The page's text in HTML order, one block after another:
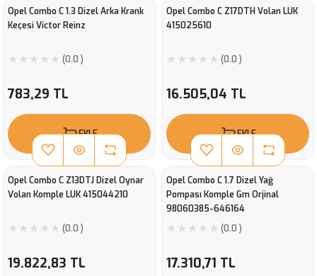
Opel Combo C 1.3 Dizel Arka Krank
Keçesi Victor Reinz
(0.0 )
783,29 TL
EKLE
Opel Combo C Z17DTH Volan LUK
415025610
(0.0 )
16.505,04 TL
EKLE
Opel Combo C Z13DTJ Dizel Oynar
Volan Komple LUK 415044210
(0.0 )
19.822,83 TL
Opel Combo C 1.7 Dizel Yağ
Pompası Komple Gm Orjinal
98060385-646164
(0.0 )
17.310,71 TL